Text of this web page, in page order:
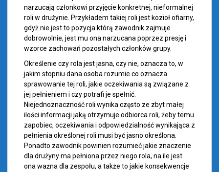
narzucają członkowi przyjęcie konkretnej, nieformalnej
roli w drużynie. Przykładem takiej roli jest kozioł ofiarny,
gdyż nie jest to pozycja którą zawodnik zajmuje
dobrowolnie, jest mu ona narzucana poprzez presję i
wzorce zachowań pozostałych członków grupy.
Określenie czy rola jest jasna, czy nie, oznacza to, w
jakim stopniu dana osoba rozumie co oznacza
sprawowanie tej roli, jakie oczekiwania są związane z
jej pełnieniem i czy potrafi je spełnić.
Niejednoznaczność roli wynika często ze zbyt małej
ilości informacji jaką otrzymuje odbiorca roli, żeby temu
zapobiec, oczekiwania i odpowiedzialność wynikająca z
pełnienia określonej roli musi być jasno określona.
Ponadto zawodnik powinien rozumieć jakie znaczenie
dla drużyny ma pełniona przez niego rola, na ile jest
ona ważna dla zespołu, a także to jakie konsekwencje